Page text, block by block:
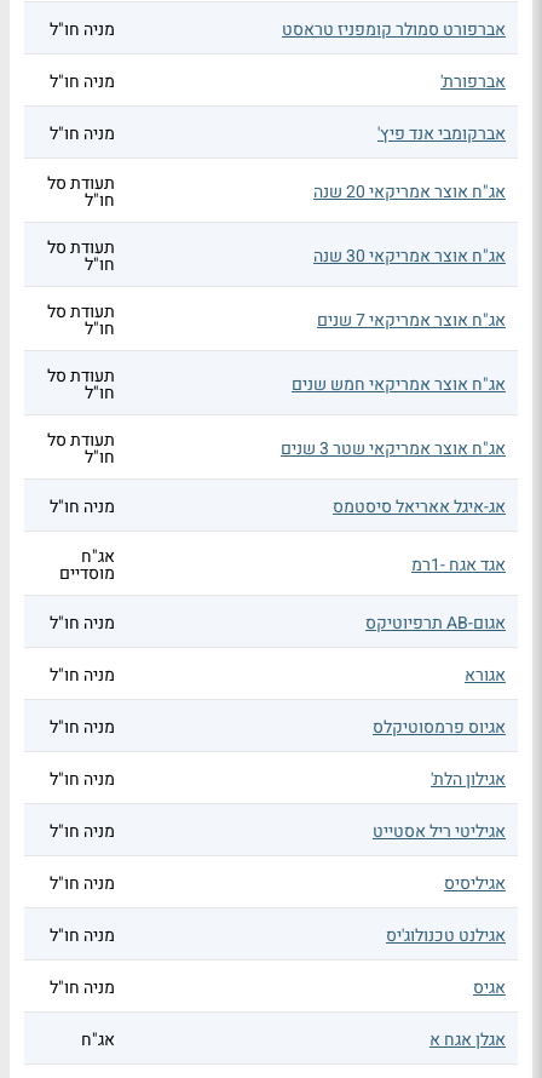
אברפורט סמולר קומפניז טראסט מניה חו"ל
אברפורת' מניה חו"ל
אברקומבי אנד פיץ' מניה חו"ל
אג"ח אוצר אמריקאי 20 שנה תעודת סל
חו"ל
אג"ח אוצר אמריקאי 30 שנה תעודת סל
חו"ל
אג"ח אוצר אמריקאי 7 שנים תעודת סל
חו"ל
אג"ח אוצר אמריקאי חמש שנים תעודת סל
חו"ל
אג"ח אוצר אמריקאי שטר 3 שנים תעודת סל
חו"ל
אג-איגל אאריאל סיסטמס
מניה חו"ל
אגד אגח -1רמ אג"ח
מוסדיים
אגום-AB תרפיוטיקס
מניה חו"ל
אגורא מניה חו"ל
אגיוס פרמסוטיקלס מניה חו"ל
אגילון הלת' מניה חו"ל
אגיליטי ריל אסטייט מניה חו"ל
אגיליסיס מניה חו"ל
אגילנט טכנולוג'יס מניה חו"ל
אגיס מניה חו"ל
אגלן אגח א אג"ח